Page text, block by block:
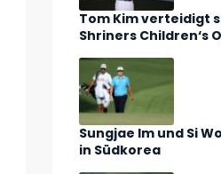
Tom Kim verteidigt
Shriners Children‘s
Sungjae Im und Si
in Südkorea